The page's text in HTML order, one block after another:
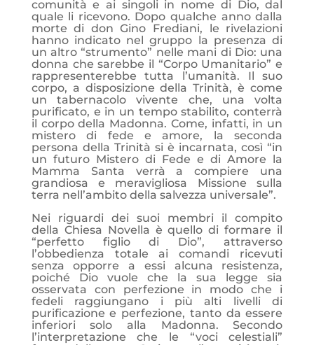
comunità e ai singoli in nome di Dio, dal
quale li ricevono. Dopo qualche anno dalla
morte di don Gino Frediani, le rivelazioni
hanno indicato nel gruppo la presenza di
un altro “strumento” nelle mani di Dio: una
donna che sarebbe il “Corpo Umanitario” e
rappresenterebbe tutta l’umanità. Il suo
corpo, a disposizione della Trinità, è come
un tabernacolo vivente che, una volta
purificato, e in un tempo stabilito, conterrà
il corpo della Madonna. Come, infatti, in un
mistero di fede e amore, la seconda
persona della Trinità si è incarnata, così “in
un futuro Mistero di Fede e di Amore la
Mamma Santa verrà a compiere una
grandiosa e meravigliosa Missione sulla
terra nell’ambito della salvezza universale”.
Nei riguardi dei suoi membri il compito
della Chiesa Novella è quello di formare il
“perfetto figlio di Dio”, attraverso
l’obbedienza totale ai comandi ricevuti
senza opporre a essi alcuna resistenza,
poiché Dio vuole che la sua legge sia
osservata con perfezione in modo che i
fedeli raggiungano i più alti livelli di
purificazione e perfezione, tanto da essere
inferiori solo alla Madonna. Secondo
l’interpretazione che le “voci celestiali”